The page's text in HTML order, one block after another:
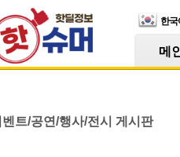
한국
메
벤트/공연/행사/전시 게시판
치북5